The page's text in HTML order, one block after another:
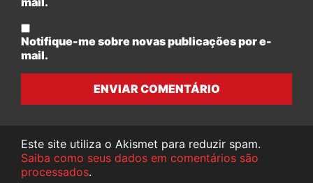
Notifique-me sobre novas publicações por e-
mail.
ENVIAR COMENTÁRIO
Este site utiliza o Akismet para reduzir spam.
Saiba como seus dados em comentários são
processados.